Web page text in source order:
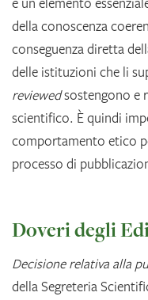
della conoscenza
conseguenza diretta
delle istituzioni che li
reviewedsostengono e
scientifico. È quindi
comportamento etico
processo di
Doveri degli
Decisione relativa alla
della Segreteria